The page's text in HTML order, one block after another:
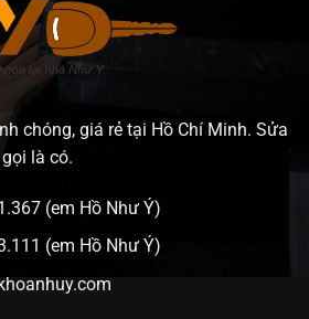
chóng, giá rẻ tại Hồ Chí Minh. Sửa
là có.
(em Hồ Như Ý)
(em Hồ Như Ý)